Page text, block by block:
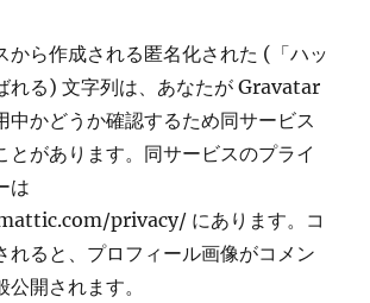
から作成される匿名化された (「ハッ
れる) 文字列は、あなたが Gravatar
中かどうか確認するため同サービス
とがあります。同サービスのプライ
は
privacy/ にあります。コ
れると、プロフィール画像がコメン
公開されます。